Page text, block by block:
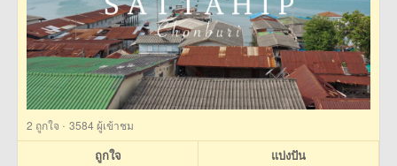
2 ถูกใจ · 3584 ผู้เข้าชม
ถูกใจ แบ่งปัน